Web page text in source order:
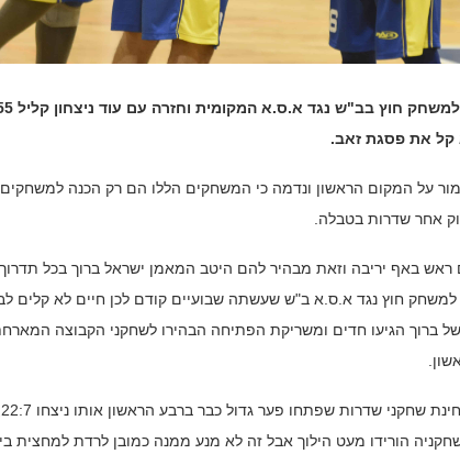
אחר שדרות בטבלה.
באף יריבה וזאת מבהיר להם היטב המאמן ישראל ברוך בכל
למשחק חוץ נגד א.ס.א ב"ש שעשתה שבועיים קודם לכן חיים לא קלים
ברוך הגיעו חדים ומשריקת הפתיחה הבהירו לשחקני הקבוצה
הורידו מעט הילוך אבל זה לא מנע ממנה כמובן לרדת למחצית ביתרון מבטיח של